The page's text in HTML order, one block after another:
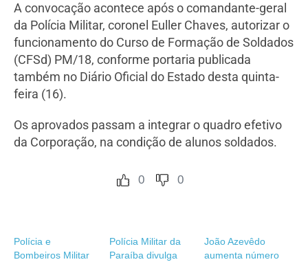
A convocação acontece após o comandante-geral
da Polícia Militar, coronel Euller Chaves, autorizar o
funcionamento do Curso de Formação de Soldados
(CFSd) PM/18, conforme portaria publicada
também no Diário Oficial do Estado desta quinta-
feira (16).
Os aprovados passam a integrar o quadro efetivo
da Corporação, na condição de alunos soldados.
0 0
Polícia e
Bombeiros Militar
Polícia Militar da
Paraíba divulga
João Azevêdo
aumenta número